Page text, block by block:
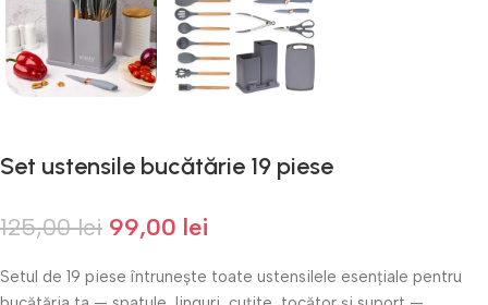
Set ustensile bucătărie 19 piese
125,00lei 99,00 lei
Setul de 19 piese întrunește toate ustensilele esențiale pentru